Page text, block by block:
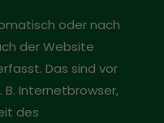
oder nach
der Website
Das sind vor
Internetbrowser,
des